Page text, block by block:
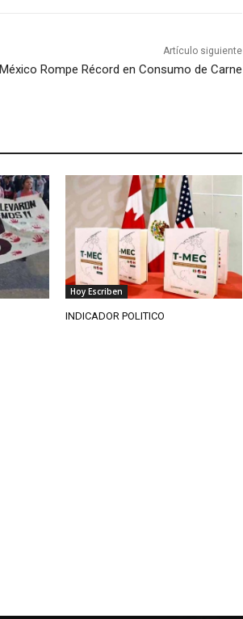
Artículo siguiente
México Rompe Récord en Consumo de Carne
Hoy Escriben
INDICADOR POLITICO